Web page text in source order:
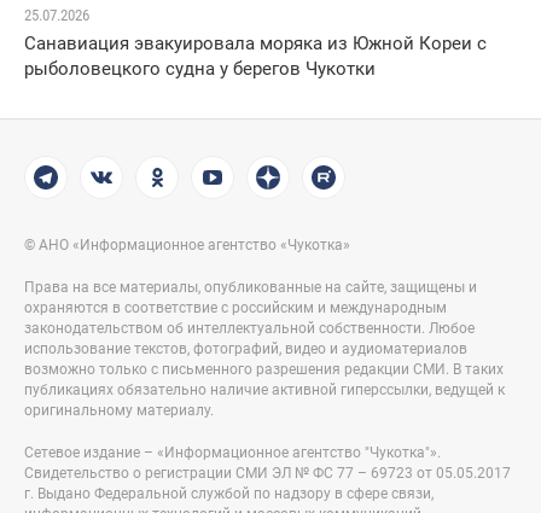
25.07.2026
Санавиация эвакуировала моряка из Южной Кореи с
рыболовецкого судна у берегов Чукотки
© АНО «Информационное агентство «Чукотка»
Права на все материалы, опубликованные на сайте, защищены и
охраняются в соответствие с российским и международным
законодательством об интеллектуальной собственности. Любое
использование текстов, фотографий, видео и аудиоматериалов
возможно только с письменного разрешения редакции СМИ. В таких
публикациях обязательно наличие активной гиперссылки, ведущей к
оригинальному материалу.
Сетевое издание – «Информационное агентство "Чукотка"».
Свидетельство о регистрации СМИ ЭЛ № ФС 77 – 69723 от 05.05.2017
г. Выдано Федеральной службой по надзору в сфере связи,